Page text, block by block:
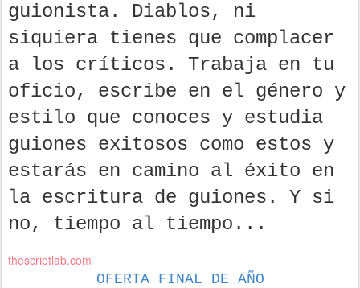
guionista. Diablos, ni
siquiera tienes que complacer
a los críticos. Trabaja en tu
oficio, escribe en el género y
estilo que conoces y estudia
guiones exitosos como estos y
estarás en camino al éxito en
la escritura de guiones. Y si
no, tiempo al tiempo...
thescriptlab.com
OFERTA FINAL DE AÑO